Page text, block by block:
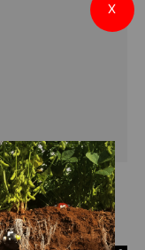
em
X